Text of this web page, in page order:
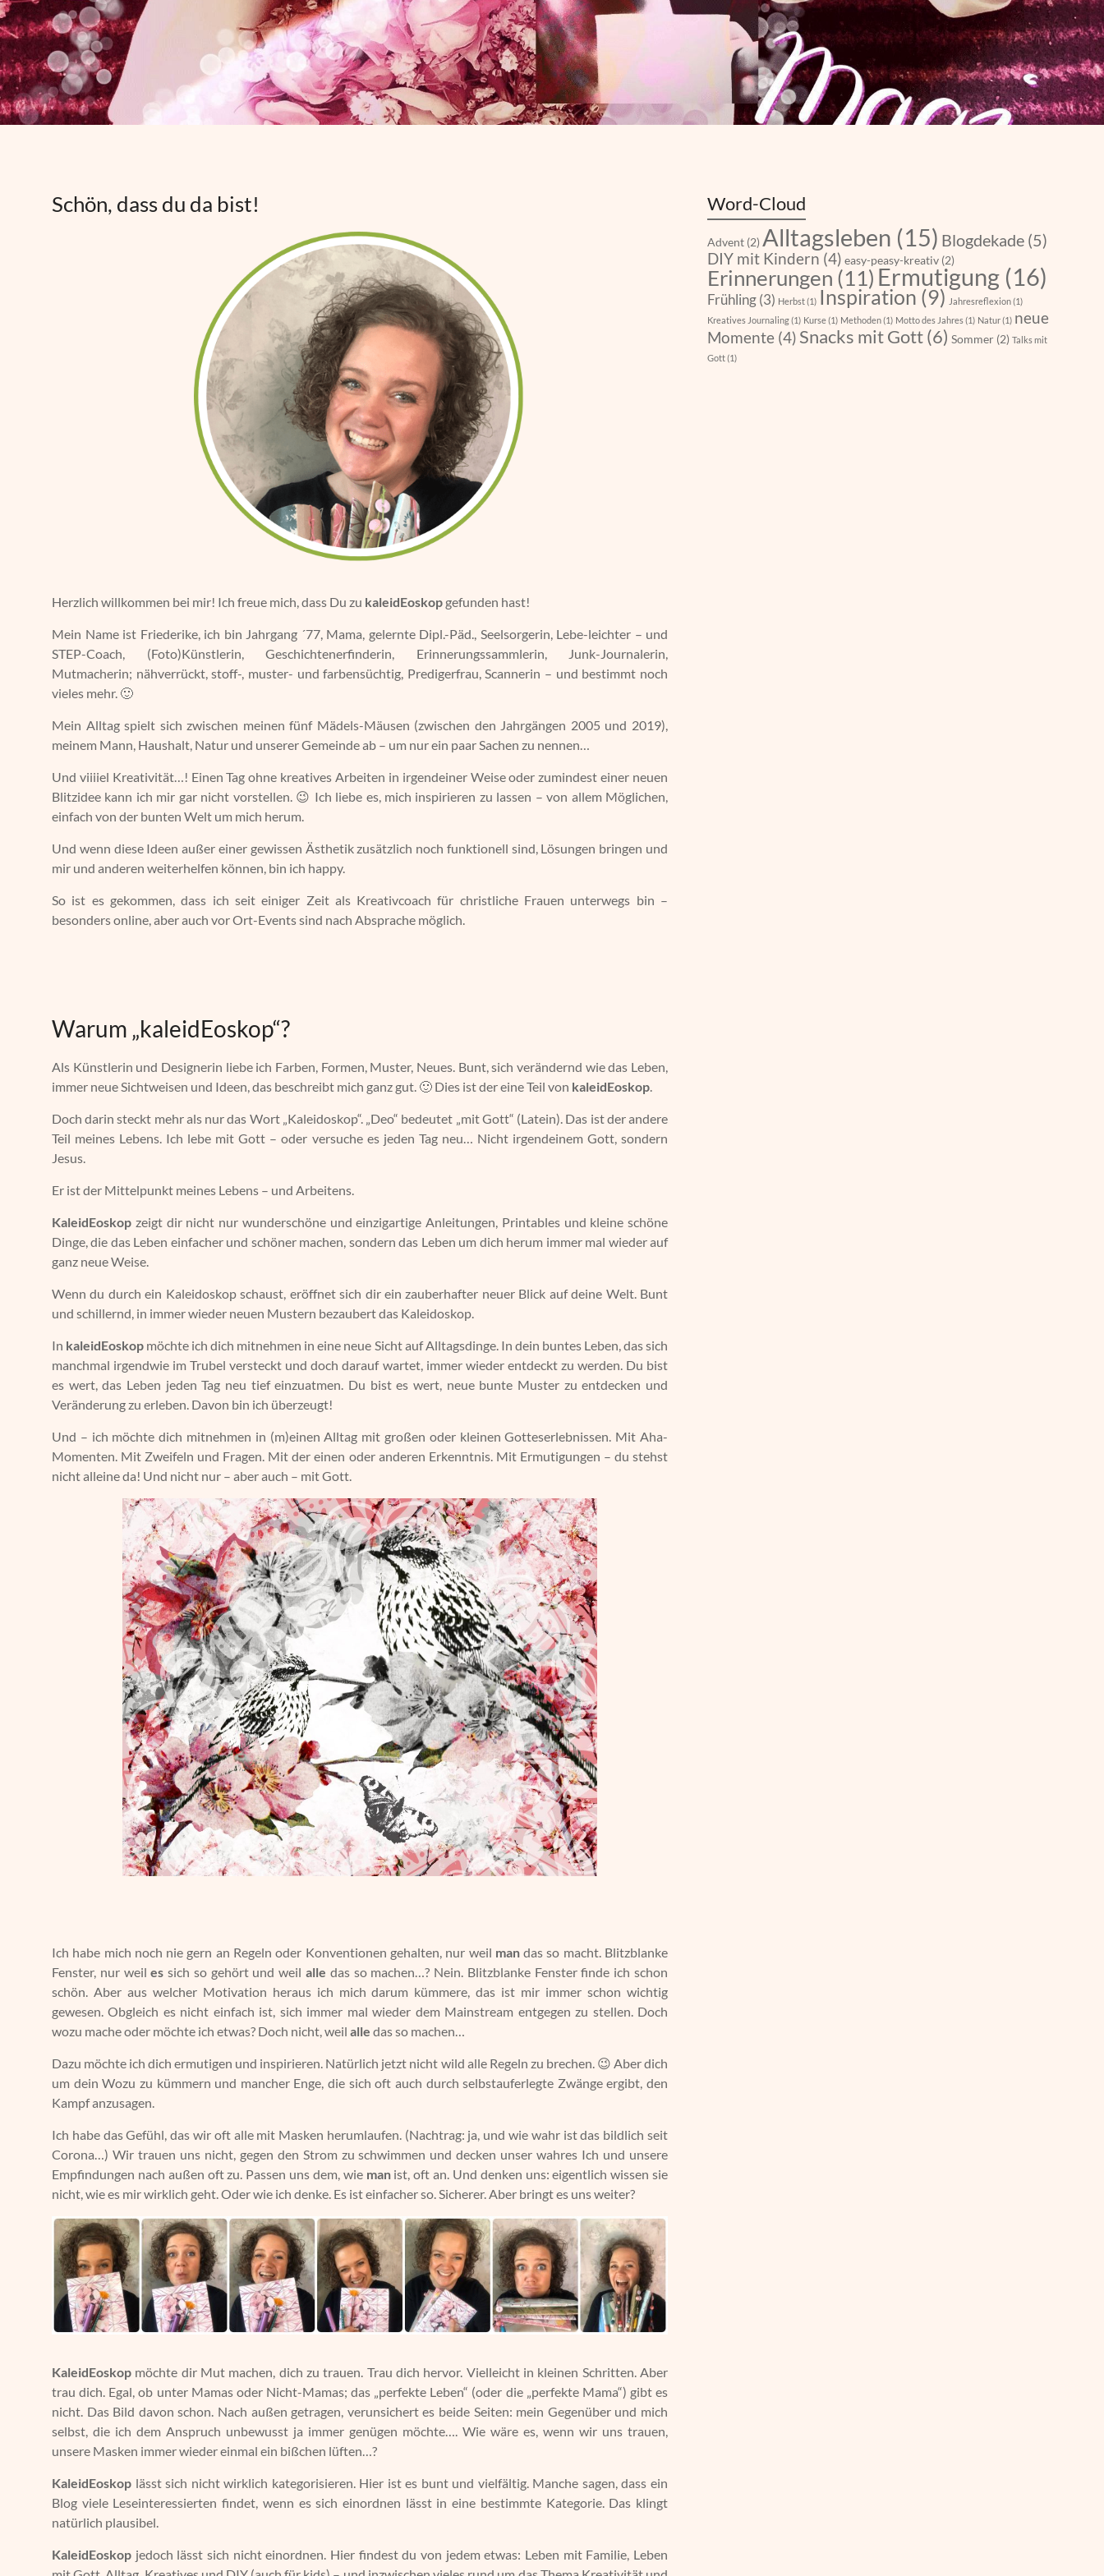
Schön, dass du da bist!
Herzlich willkommen bei mir! Ich freue mich, dass Du zu kaleidEoskop gefunden hast!
Mein Name ist Friederike, ich bin Jahrgang ´77, Mama, gelernte Dipl.-Päd., Seelsorgerin, Lebe-leichter – und
STEP-Coach, (Foto)Künstlerin, Geschichtenerfinderin, Erinnerungssammlerin, Junk-Journalerin,
Mutmacherin; nähverrückt, stoff-, muster- und farbensüchtig, Predigerfrau, Scannerin – und bestimmt noch
vieles mehr. 🙂
Mein Alltag spielt sich zwischen meinen fünf Mädels-Mäusen (zwischen den Jahrgängen 2005 und 2019),
meinem Mann, Haushalt, Natur und unserer Gemeinde ab – um nur ein paar Sachen zu nennen…
Und viiiiel Kreativität…! Einen Tag ohne kreatives Arbeiten in irgendeiner Weise oder zumindest einer neuen
Blitzidee kann ich mir gar nicht vorstellen. 😉 Ich liebe es, mich inspirieren zu lassen – von allem Möglichen,
einfach von der bunten Welt um mich herum.
Und wenn diese Ideen außer einer gewissen Ästhetik zusätzlich noch funktionell sind, Lösungen bringen und
mir und anderen weiterhelfen können, bin ich happy.
So ist es gekommen, dass ich seit einiger Zeit als Kreativcoach für christliche Frauen unterwegs bin –
besonders online, aber auch vor Ort-Events sind nach Absprache möglich.
Warum „kaleidEoskop“?
Als Künstlerin und Designerin liebe ich Farben, Formen, Muster, Neues. Bunt, sich verändernd wie das Leben,
immer neue Sichtweisen und Ideen, das beschreibt mich ganz gut. 🙂 Dies ist der eine Teil von kaleidEoskop.
Doch darin steckt mehr als nur das Wort „Kaleidoskop“. „Deo“ bedeutet „mit Gott“ (Latein). Das ist der andere
Teil meines Lebens. Ich lebe mit Gott – oder versuche es jeden Tag neu… Nicht irgendeinem Gott, sondern
Jesus.
Er ist der Mittelpunkt meines Lebens – und Arbeitens.
KaleidEoskop zeigt dir nicht nur wunderschöne und einzigartige Anleitungen, Printables und kleine schöne
Dinge, die das Leben einfacher und schöner machen, sondern das Leben um dich herum immer mal wieder auf
ganz neue Weise.
Wenn du durch ein Kaleidoskop schaust, eröffnet sich dir ein zauberhafter neuer Blick auf deine Welt. Bunt
und schillernd, in immer wieder neuen Mustern bezaubert das Kaleidoskop.
In kaleidEoskop möchte ich dich mitnehmen in eine neue Sicht auf Alltagsdinge. In dein buntes Leben, das sich
manchmal irgendwie im Trubel versteckt und doch darauf wartet, immer wieder entdeckt zu werden. Du bist
es wert, das Leben jeden Tag neu tief einzuatmen. Du bist es wert, neue bunte Muster zu entdecken und
Veränderung zu erleben. Davon bin ich überzeugt!
Und – ich möchte dich mitnehmen in (m)einen Alltag mit großen oder kleinen Gotteserlebnissen. Mit Aha-
Momenten. Mit Zweifeln und Fragen. Mit der einen oder anderen Erkenntnis. Mit Ermutigungen – du stehst
nicht alleine da! Und nicht nur – aber auch – mit Gott.
Ich habe mich noch nie gern an Regeln oder Konventionen gehalten, nur weil mandas so macht. Blitzblanke
Fenster, nur weiles sich so gehört und weilalle das so machen…? Nein. Blitzblanke Fenster finde ich schon
schön. Aber aus welcher Motivation heraus ich mich darum kümmere, das ist mir immer schon wichtig
gewesen. Obgleich es nicht einfach ist, sich immer mal wieder dem Mainstream entgegen zu stellen. Doch
wozu mache oder möchte ich etwas? Doch nicht, weil alle das so machen…
Dazu möchte ich dich ermutigen und inspirieren. Natürlich jetzt nicht wild alle Regeln zu brechen. 😉 Aber dich
um dein Wozu zu kümmern und mancher Enge, die sich oft auch durch selbstauferlegte Zwänge ergibt, den
Kampf anzusagen.
Ich habe das Gefühl, das wir oft alle mit Masken herumlaufen. (Nachtrag: ja, und wie wahr ist das bildlich seit
Corona…) Wir trauen uns nicht, gegen den Strom zu schwimmen und decken unser wahres Ich und unsere
Empfindungen nach außen oft zu. Passen uns dem, wie man ist, oft an. Und denken uns: eigentlich wissen sie
nicht, wie es mir wirklich geht. Oder wie ich denke. Es ist einfacher so. Sicherer. Aber bringt es uns weiter?
KaleidEoskop möchte dir Mut machen, dich zu trauen. Trau dich hervor. Vielleicht in kleinen Schritten. Aber
trau dich. Egal, ob unter Mamas oder Nicht-Mamas; das „perfekte Leben“ (oder die „perfekte Mama“) gibt es
nicht. Das Bild davon schon. Nach außen getragen, verunsichert es beide Seiten: mein Gegenüber und mich
selbst, die ich dem Anspruch unbewusst ja immer genügen möchte…. Wie wäre es, wenn wir uns trauen,
unsere Masken immer wieder einmal ein bißchen lüften…?
KaleidEoskop lässt sich nicht wirklich kategorisieren. Hier ist es bunt und vielfältig. Manche sagen, dass ein
Blog viele Leseinteressierten findet, wenn es sich einordnen lässt in eine bestimmte Kategorie. Das klingt
natürlich plausibel.
KaleidEoskop jedoch lässt sich nicht einordnen. Hier findest du von jedem etwas: Leben mit Familie, Leben
Word-Cloud
Advent (2) Alltagsleben (15) Blogdekade (5)
DIY mit Kindern (4) easy-peasy-kreativ (2)
Erinnerungen (11) Ermutigung (16)
Frühling (3) Herbst(1) Inspiration (9) Jahresreflexion(1)
Kreatives Journaling(1) Kurse(1) Methoden(1) Motto des Jahres(1) Natur(1) neue
Momente (4) Snacks mit Gott(6) Sommer (2) Talks mit
Gott(1)